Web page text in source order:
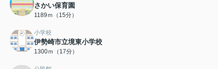
さかい保育園
1189ｍ（15分）
小学校
伊勢崎市立境東小学校
1300ｍ（17分）